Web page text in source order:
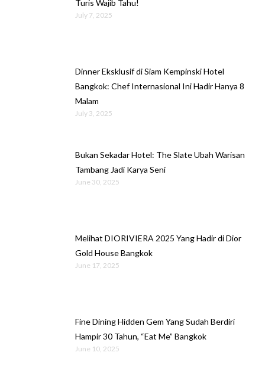
Turis Wajib Tahu!
July 7, 2025
Dinner Eksklusif di Siam Kempinski Hotel
Bangkok: Chef Internasional Ini Hadir Hanya 8
Malam
July 3, 2025
Bukan Sekadar Hotel: The Slate Ubah Warisan
Tambang Jadi Karya Seni
June 30, 2025
Melihat DIORIVIERA 2025 Yang Hadir di Dior
Gold House Bangkok
June 17, 2025
Fine Dining Hidden Gem Yang Sudah Berdiri
Hampir 30 Tahun, “Eat Me” Bangkok
June 10, 2025